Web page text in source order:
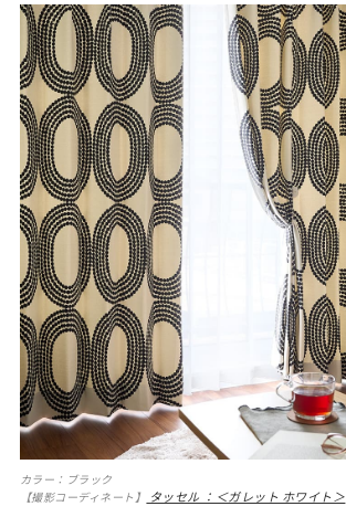
カラー：ブラック
【撮影コーディネート】
タッセル ：＜ガレット ホワイト＞